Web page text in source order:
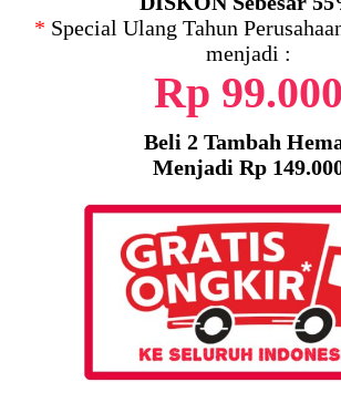
* Special Ulang Tahun
menjadi :
Rp 99.000
Beli 2 Tambah
Menjadi Rp